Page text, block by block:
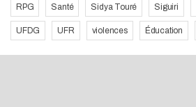
RPG Santé Sidya Touré Siguiri
UFDG UFR violences Éducation